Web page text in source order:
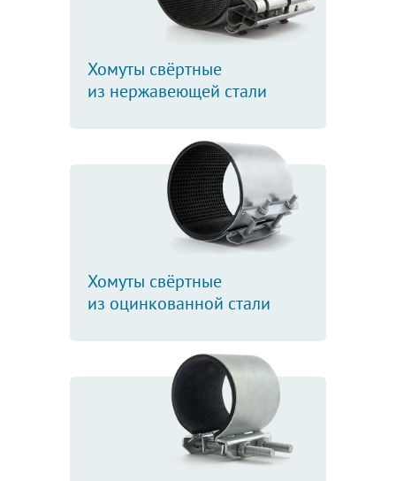
Хомуты свёртные
из нержавеющей стали
Хомуты свёртные
из оцинкованной стали